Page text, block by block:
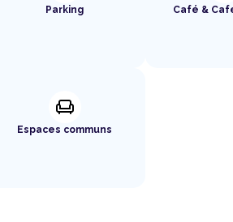
Parking Café &
chair
Espaces communs